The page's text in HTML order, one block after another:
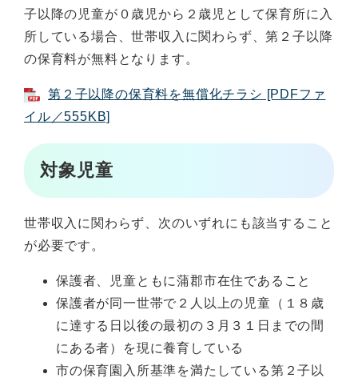
子以降の児童が０歳児から２歳児として保育所に入
所している場合、世帯収入に関わらず、第２子以降
の保育料が無料となります。
第２子以降の保育料を無償化チラシ [PDFファ
イル／555KB]
対象児童
世帯収入に関わらず、次のいずれにも該当すること
が必要です。
保護者、児童ともに蒲郡市在住であること
保護者が同一世帯で２人以上の児童（１８歳
に達する日以後の最初の３月３１日までの間
にある者）を現に養育している
市の保育園入所基準を満たしている第２子以